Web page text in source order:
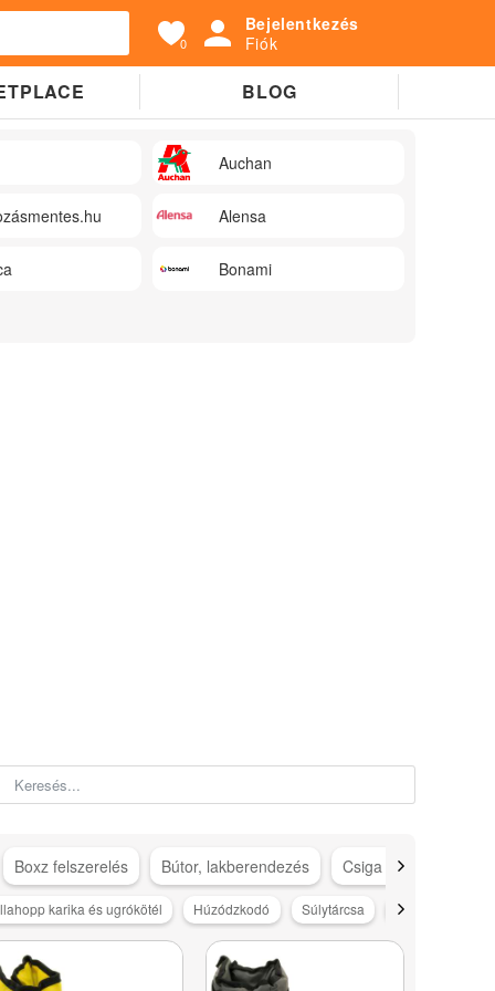
0
Bejelentkezés
Fiók
BLOG
Auchan
Alensa
Bonami
Boxz felszerelés Bútor, lakberendezés Csiga gép kiegészítő
karika és ugrókötél Húzódzkodó Súlytárcsa Súlyzó/Korong/